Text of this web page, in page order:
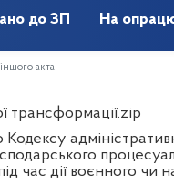
до ЗП На
акта
трансформації.zip
час дії воєнного чи